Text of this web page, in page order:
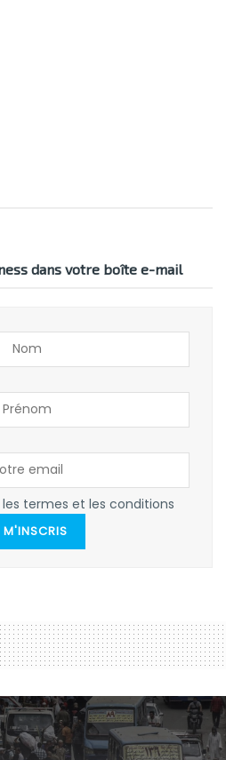
dans votre boîte e-mail
termes et les conditions
M'INSCRIS